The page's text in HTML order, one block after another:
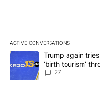
ACTIVE CONVERSATIONS
The following is a list of the
A trending article titled
Trump again
‘birth tourism’
27